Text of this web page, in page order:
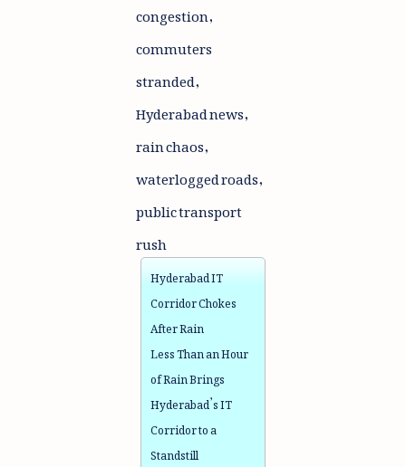
congestion,
commuters
stranded,
Hyderabad news,
rain chaos,
waterlogged roads,
public transport
rush
Hyderabad IT
Corridor Chokes
After Rain
Less Than an Hour
of Rain Brings
Hyderabad’s IT
Corridor to a
Standstill